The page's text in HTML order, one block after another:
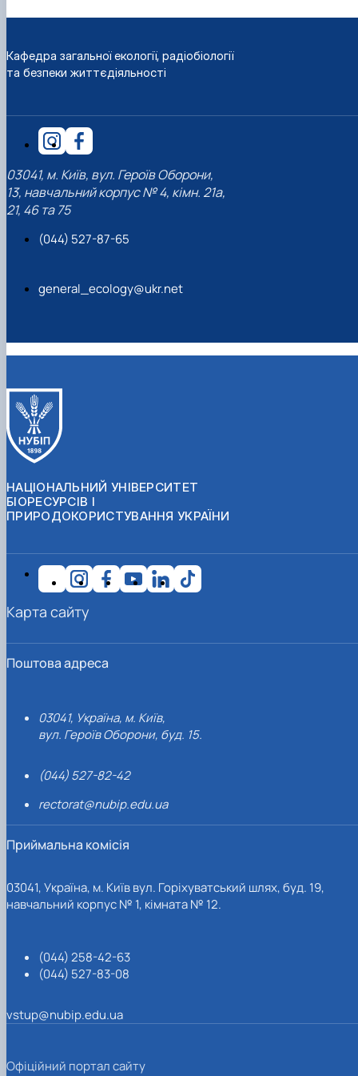
Кафедра загальної екології, радіобіології
та безпеки життєдіяльності
03041, м. Київ, вул. Героїв Оборони,
13, навчальний корпус № 4, кімн. 21а,
21, 46 та 75
(044) 527-87-65
general_ecology@ukr.net
НАЦІОНАЛЬНИЙ УНІВЕРСИТЕТ
БІОРЕСУРСІВ І
ПРИРОДОКОРИСТУВАННЯ УКРАЇНИ
Поштова адреса
03041, Україна, м. Київ,
вул. Героїв Оборони, буд. 15.
(044) 527-82-42
rectorat@nubip.edu.ua
Приймальна комісія
03041, Україна, м. Київ вул. Горіхуватський шлях, буд. 19,
навчальний корпус № 1, кімната № 12.
(044) 258-42-63
(044) 527-83-08
vstup@nubip.edu.ua
Карта сайту
Офіційний портал сайту